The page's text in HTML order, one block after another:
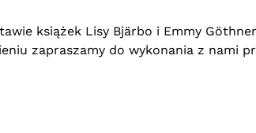
książek Lisy Bjärbo i Emmy
zapraszamy do wykonania z nami